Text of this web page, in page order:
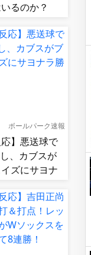
るのか？
ボールパーク速報
応】悪送球で
、カブスが
ズにサヨナ